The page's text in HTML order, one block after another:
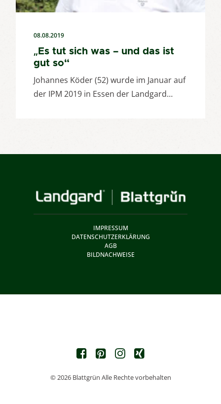
08.08.2019
„Es tut sich was – und das ist
gut so“
Johannes Köder (52) wurde im Januar auf
der IPM 2019 in Essen der Landgard…
IMPRESSUM
DATENSCHUTZERKLÄRUNG
AGB
BILDNACHWEISE
© 2026 Blattgrün Alle Rechte vorbehalten